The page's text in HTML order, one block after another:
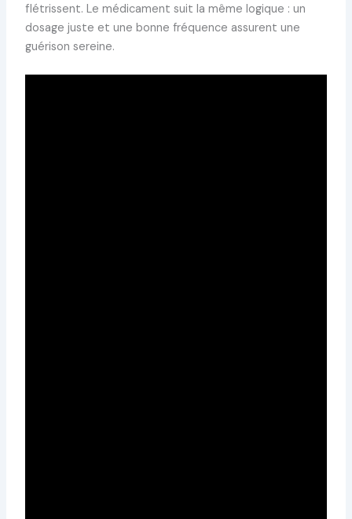
flétrissent. Le médicament suit la même logique : un
dosage juste et une bonne fréquence assurent une
guérison sereine.